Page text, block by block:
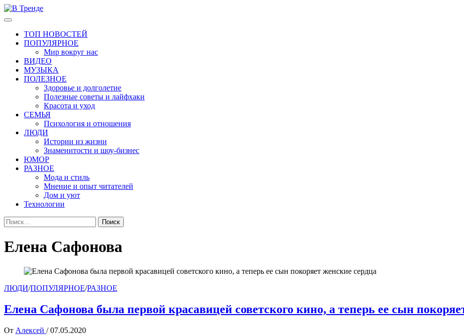
Перейти
к
Основное
ТОП НОВОСТЕЙ
ПОПУЛЯРНОЕ
Мир вокруг нас
ВИДЕО
МУЗЫКА
ПОЛЕЗНОЕ
Здоровье и долголетие
Полезные советы и лайфхаки
Красота и уход
СЕМЬЯ
Психология и отношения
ЛЮДИ
Истории из жизни
Знаменитости и шоу-бизнес
ЮМОР
РАЗНОЕ
Мода и стиль
Мнение и опыт читателей
Дом и уют
Технологии
Найти:
Елена Сафонова
ЛЮДИ/ПОПУЛЯРНОЕ/РАЗНОЕ
Елена Сафонова была первой красавицей советского кино, а теперь ее сын
От Алексей / 07.05.2020